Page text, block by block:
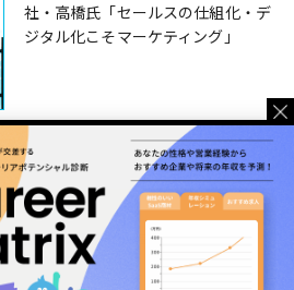
社・高橋氏「セールスの仕組化・デ
ジタル化こそマーケティング」
運営企業 利用規約
個人情報保護方針
お問い合わせ